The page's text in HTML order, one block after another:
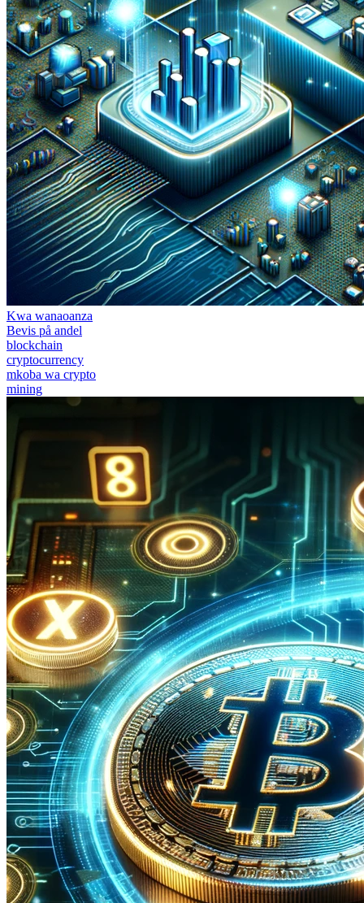
Kwa wanaoanza
Bevis på andel
blockchain
cryptocurrency
mkoba wa crypto
mining